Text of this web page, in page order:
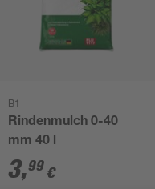
B1
Rindenmulch 0-40
mm 40 l
3,99 €